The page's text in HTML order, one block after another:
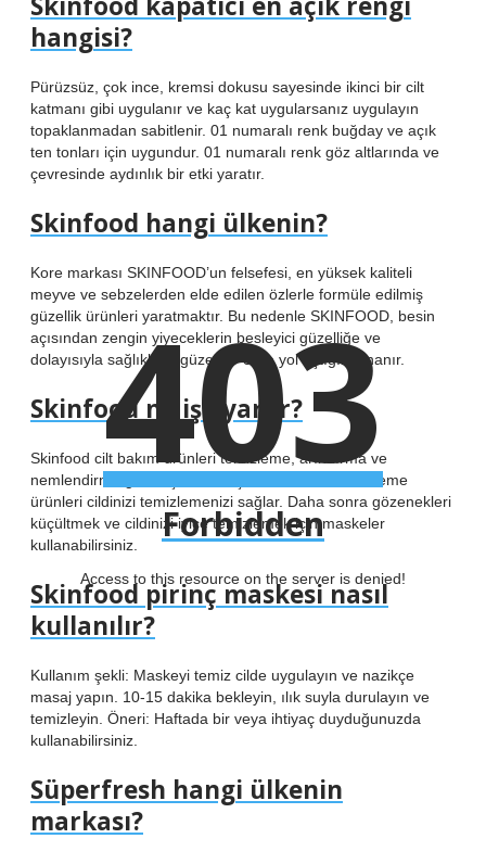
hangisi?
Pürüzsüz, çok ince, kremsi dokusu sayesinde ikinci bir cilt
katmanı gibi uygulanır ve kaç kat uygularsanız uygulayın
topaklanmadan sabitlenir. 01 numaralı renk buğday ve açık
ten tonları için uygundur. 01 numaralı renk göz altlarında ve
çevresinde aydınlık bir etki yaratır.
Skinfood hangi ülkenin?
Kore markası SKINFOOD’un felsefesi, en yüksek kaliteli
meyve ve sebzelerden elde edilen özlerle formüle edilmiş
güzellik ürünleri yaratmaktır. Bu nedenle SKINFOOD, besin
açısından zengin yiyeceklerin besleyici güzelliğe ve
dolayısıyla sağlıklı ve güzel bir cilde yol açtığına inanır.
Skinfood ne işe yarar?
Skinfood cilt bakım ürünleri temizleme, arındırma ve
nemlendirme gibi seçenekler içerir. Skinfood temizleme
ürünleri cildinizi temizlemenizi sağlar. Daha sonra gözenekleri
küçültmek ve cildinizi iyice temizlemek için maskeler
kullanabilirsiniz.
Skinfood pirinç maskesi nasıl
kullanılır?
Kullanım şekli: Maskeyi temiz cilde uygulayın ve nazikçe
masaj yapın. 10-15 dakika bekleyin, ılık suyla durulayın ve
temizleyin. Öneri: Haftada bir veya ihtiyaç duyduğunuzda
kullanabilirsiniz.
Süperfresh hangi ülkenin
markası?
403
Forbidden
Access to this resource on the server is denied!